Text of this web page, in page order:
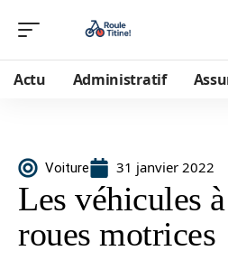
Actu Administratif
Voiture 31 janvier 2022
Les véhicules
roues motrices